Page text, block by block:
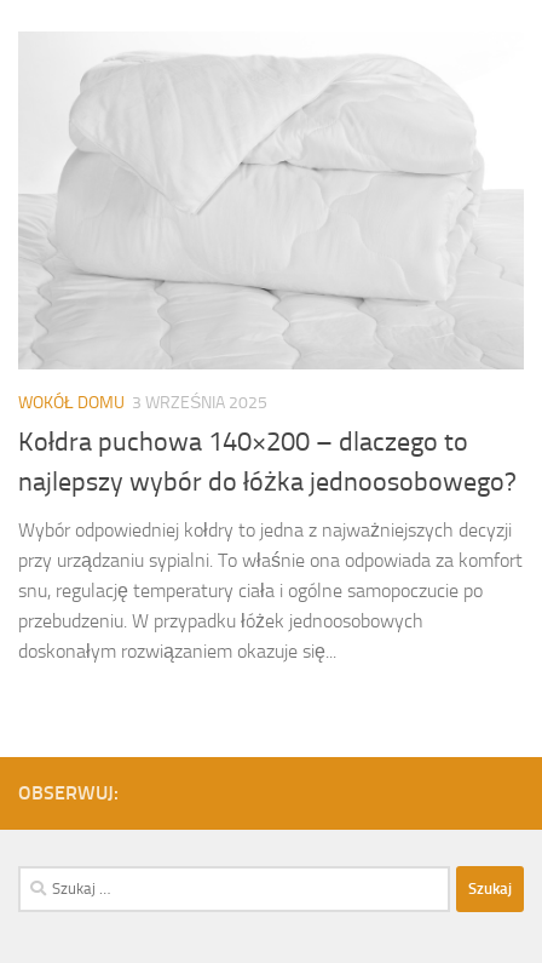
WOKÓŁ DOMU 3 WRZEŚNIA 2025
Kołdra puchowa 140×200 – dlaczego to
najlepszy wybór do łóżka jednoosobowego?
Wybór odpowiedniej kołdry to jedna z najważniejszych decyzji
przy urządzaniu sypialni. To właśnie ona odpowiada za komfort
snu, regulację temperatury ciała i ogólne samopoczucie po
przebudzeniu. W przypadku łóżek jednoosobowych
doskonałym rozwiązaniem okazuje się...
OBSERWUJ:
Szukaj: